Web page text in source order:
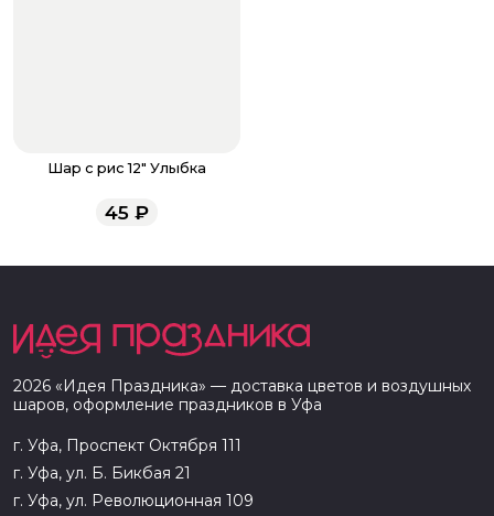
Шар с рис 12" Улыбка
45 ₽
2026 «Идея Праздника» — доставка цветов и воздушных
шаров, оформление праздников в Уфа
г. Уфа, Проспект Октября 111
г. Уфа, ул. Б. Бикбая 21
г. Уфа, ул. Революционная 109